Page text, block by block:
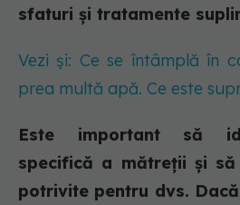
sfaturi și tratamente
Vezi și: Ce se întâmplă în
prea multă apă. Ce este
Este important să
specifică a mătreții și
potrivite pentru dvs.